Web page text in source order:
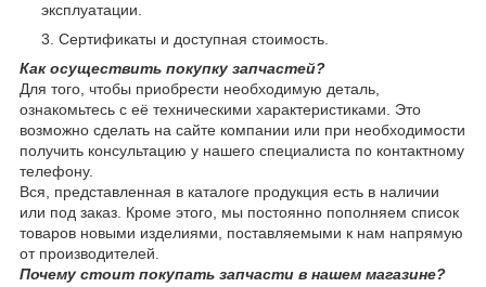
эксплуатации.
Сертификаты и доступная стоимость.
Как осуществить покупку запчастей?
Для того, чтобы приобрести необходимую деталь,
ознакомьтесь с её техническими характеристиками. Это
возможно сделать на сайте компании или при необходимости
получить консультацию у нашего специалиста по контактному
телефону.
Вся, представленная в каталоге продукция есть в наличии
или под заказ. Кроме этого, мы постоянно пополняем список
товаров новыми изделиями, поставляемыми к нам напрямую
от производителей.
Почему стоит покупать запчасти в нашем магазине?